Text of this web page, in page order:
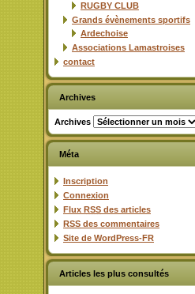
RUGBY CLUB
Grands évènements sportifs
Ardechoise
Associations Lamastroises
contact
Archives
Archives
Méta
Inscription
Connexion
Flux RSS des articles
RSS des commentaires
Site de WordPress-FR
Articles les plus consultés